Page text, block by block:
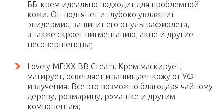
ББ-крем идеально подходит для проблемной
кожи. Он подтянет и глубоко увлажнит
эпидермис, защитит его от ультрафиолета,
а также скроет пигментацию, акне и другие
несовершенства;
Lovely ME:XX BB Cream. Крем маскирует,
матирует, осветляет и защищает кожу от УФ-
излучения. Все это возможно благодаря чайному
дереву, розмарину, ромашке и другим
компонентам;